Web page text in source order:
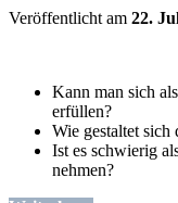
Veröffentlicht am 22.
Kann man sich
erfüllen?
Wie gestaltet sich
Ist es schwierig
nehmen?